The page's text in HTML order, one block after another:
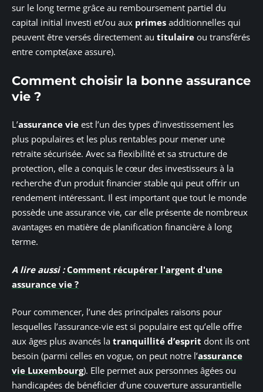
sur le long terme grâce au remboursement partiel du
capital initial investi et/ou aux primes additionnelles qui
peuvent être versés directement au titulaire ou transférés
entre compte(axe assure).
Comment choisir la bonne assurance
vie ?
L’assurance vie est l’un des types d’investissement les
plus populaires et les plus rentables pour mener une
retraite sécurisée. Avec sa flexibilité et sa structure de
protection, elle a conquis le cœur des investisseurs à la
recherche d’un produit financier stable qui peut offrir un
rendement intéressant. Il est important que tout le monde
possède une assurance vie, car elle présente de nombreux
avantages en matière de planification financière à long
terme.
A lire aussi : Comment récupérer l'argent d'une
assurance vie ?
Pour commencer, l’une des principales raisons pour
lesquelles l’assurance-vie est si populaire est qu’elle offre
aux âges plus avancés la tranquillité d’esprit dont ils ont
besoin (parmi celles en vogue, on peut notre l’assurance
vie Luxembourg). Elle permet aux personnes âgées ou
handicapées de bénéficier d’une couverture assurantielle